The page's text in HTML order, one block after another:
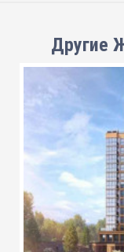
Другие